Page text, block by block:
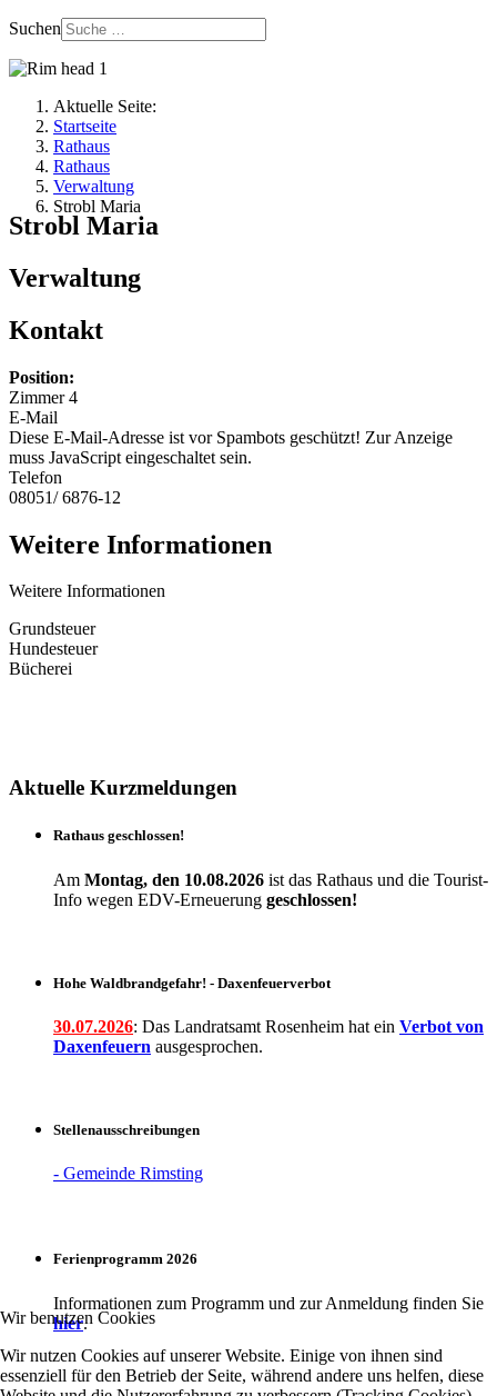
Suchen
Aktuelle Seite:
Startseite
Rathaus
Rathaus
Verwaltung
Strobl Maria
Strobl Maria
Verwaltung
Kontakt
Position:
Zimmer 4
E-Mail
Diese E-Mail-Adresse ist vor Spambots geschützt! Zur Anzeige
muss JavaScript eingeschaltet sein.
Telefon
08051/ 6876-12
Weitere Informationen
Weitere Informationen
Grundsteuer
Hundesteuer
Bücherei
Aktuelle Kurzmeldungen
Rathaus geschlossen!
Am Montag, den 10.08.2026 ist das Rathaus und die Tourist-
Info wegen EDV-Erneuerung geschlossen!
Hohe Waldbrandgefahr! - Daxenfeuerverbot
30.07.2026: Das Landratsamt Rosenheim hat ein Verbot von
Daxenfeuern ausgesprochen.
Stellenausschreibungen
- Gemeinde Rimsting
Ferienprogramm 2026
Informationen zum Programm und zur Anmeldung finden Sie
hier.
Wir benutzen Cookies
Wir nutzen Cookies auf unserer Website. Einige von ihnen sind
essenziell für den Betrieb der Seite, während andere uns helfen, diese